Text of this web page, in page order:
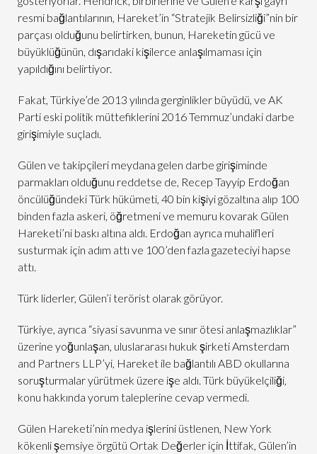
resmi bağlantılarının, Hareket’in “Stratejik Belirsizliği”nin bir
parçası olduğunu belirtirken, bunun, Hareketin gücü ve
büyüklüğünün, dışarıdaki kişilerce anlaşılmaması için
yapıldığını belirtiyor.
Fakat, Türkiye’de 2013 yılında gerginlikler büyüdü, ve AK
Parti eski politik müttefiklerini 2016 Temmuz’undaki darbe
girişimiyle suçladı.
Gülen ve takipçileri meydana gelen darbe girişiminde
parmakları olduğunu reddetse de, Recep Tayyip Erdoğan
öncülüğündeki Türk hükümeti, 40 bin kişiyi gözaltına alıp 100
binden fazla askeri, öğretmeni ve memuru kovarak Gülen
Hareketi’ni baskı altına aldı. Erdoğan ayrıca muhalifleri
susturmak için adım attı ve 100’den fazla gazeteciyi hapse
attı.
Türk liderler, Gülen’i terörist olarak görüyor.
Türkiye, ayrıca “siyasi savunma ve sınır ötesi anlaşmazlıklar”
üzerine yoğunlaşan, uluslararası hukuk şirketi Amsterdam
and Partners LLP’yi, Hareket ile bağlantılı ABD okullarına
soruşturmalar yürütmek üzere işe aldı. Türk büyükelçiliği,
konu hakkında yorum taleplerine cevap vermedi.
Gülen Hareketi’nin medya işlerini üstlenen, New York
kökenli şemsiye örgütü Ortak Değerler için İttifak, Gülen’in